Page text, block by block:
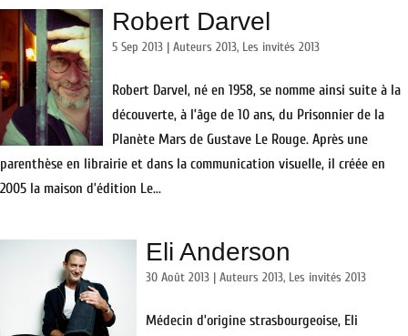
Robert Darvel
5 Sep 2013| Auteurs 2013, Les invités 2013
Robert Darvel, né en 1958, se nomme ainsi suite à la
découverte, à l’âge de 10 ans, du Prisonnier de la
Planète Mars de Gustave Le Rouge. Après une
parenthèse en librairie et dans la communication visuelle, il créée en
2005 la maison d’édition Le...
Eli Anderson
30 Août 2013 | Auteurs 2013, Les invités 2013
Médecin d’origine strasbourgeoise, Eli